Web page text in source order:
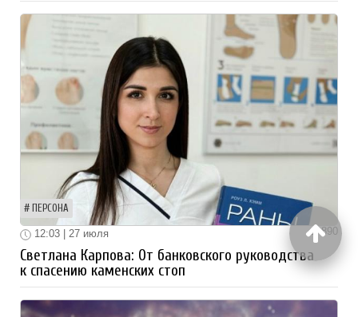
ПЕРСОНА
890
12:03 | 27 июля
Светлана Карпова: От банковского руководства
к спасению каменских стоп